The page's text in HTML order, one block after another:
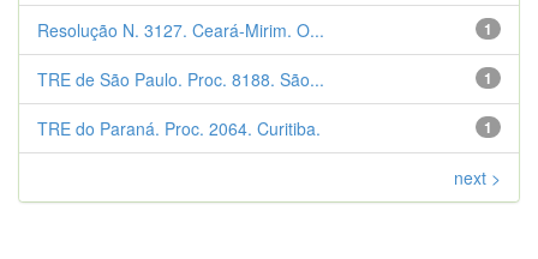
1
Resolução N. 3127. Ceará-Mirim. O...
1
TRE de São Paulo. Proc. 8188. São...
1
TRE do Paraná. Proc. 2064. Curitiba.
next >